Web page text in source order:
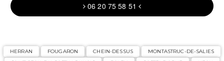
06 20 75 58 51
HERRAN FOUGARON CHEIN-DESSUS
MONTASTRUC-DE-SALIES